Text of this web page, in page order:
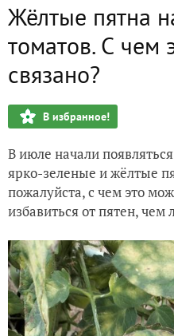
Жёлтые пятна
томатов. С чем
связано?
В избранное!
В июле начали
ярко-зеленые и жёлтые
пожалуйста, с чем это
избавиться от пятен, чем